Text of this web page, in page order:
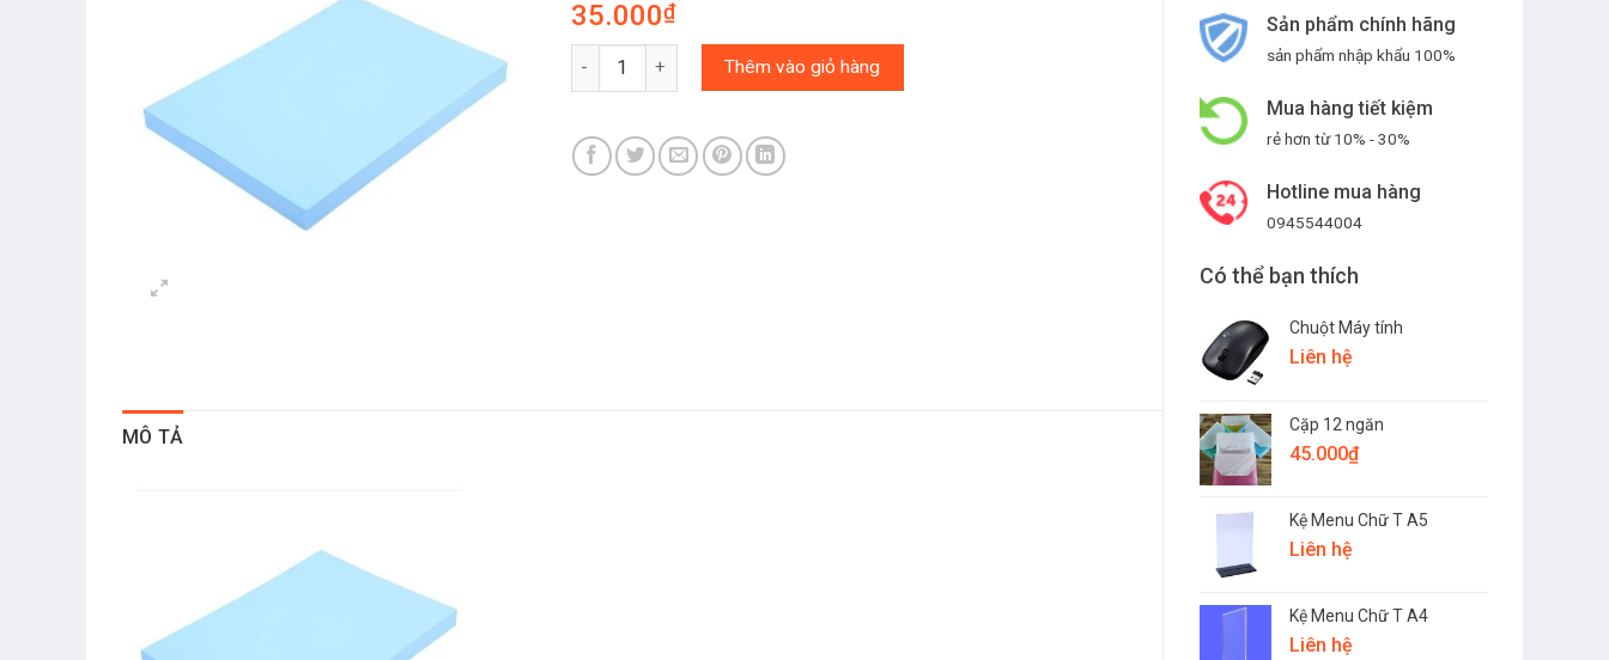
Sản phẩm chính hãng
sản phẩm nhập khẩu 100%
Mua hàng tiết kiệm
rẻ hơn từ 10% - 30%
Hotline mua hàng
0945544004
Có thể bạn thích
Chuột Máy tính
Liên hệ
Cặp 12 ngăn
45.000₫
Kệ Menu Chữ T A5
Liên hệ
Kệ Menu Chữ T A4
Liên hệ
35.000₫
Bìa Thái Xanh Dương số lượngThêm vào giỏ hàng
MÔ TẢ